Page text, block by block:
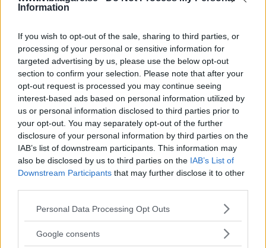
Information
If you wish to opt-out of the sale, sharing to third parties, or
processing of your personal or sensitive information for
targeted advertising by us, please use the below opt-out
section to confirm your selection. Please note that after your
opt-out request is processed you may continue seeing
interest-based ads based on personal information utilized by
us or personal information disclosed to third parties prior to
your opt-out. You may separately opt-out of the further
disclosure of your personal information by third parties on the
IAB’s list of downstream participants. This information may
also be disclosed by us to third parties on the IAB’s List of
Downstream Participants that may further disclose it to other
Please note that this website/app uses one or more Google
not limited to your visit or usage behaviour. You may click to
Personal Data Processing Opt Outs
Google consents
”God chans att bli ny favorit”
Utbudet av terrängdugliga kombibilar har krympt men fylls
nu på av eldrivna Toyota bZ4X Touring. Vi provkör.